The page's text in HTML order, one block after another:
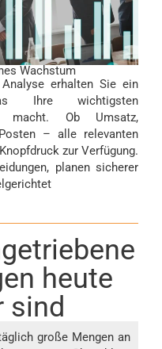
Wachstum
erhalten Sie ein
Ihre wichtigsten
macht. Ob Umsatz,
– alle relevanten
zur Verfügung.
planen sicherer
heute
sind
große Mengen an